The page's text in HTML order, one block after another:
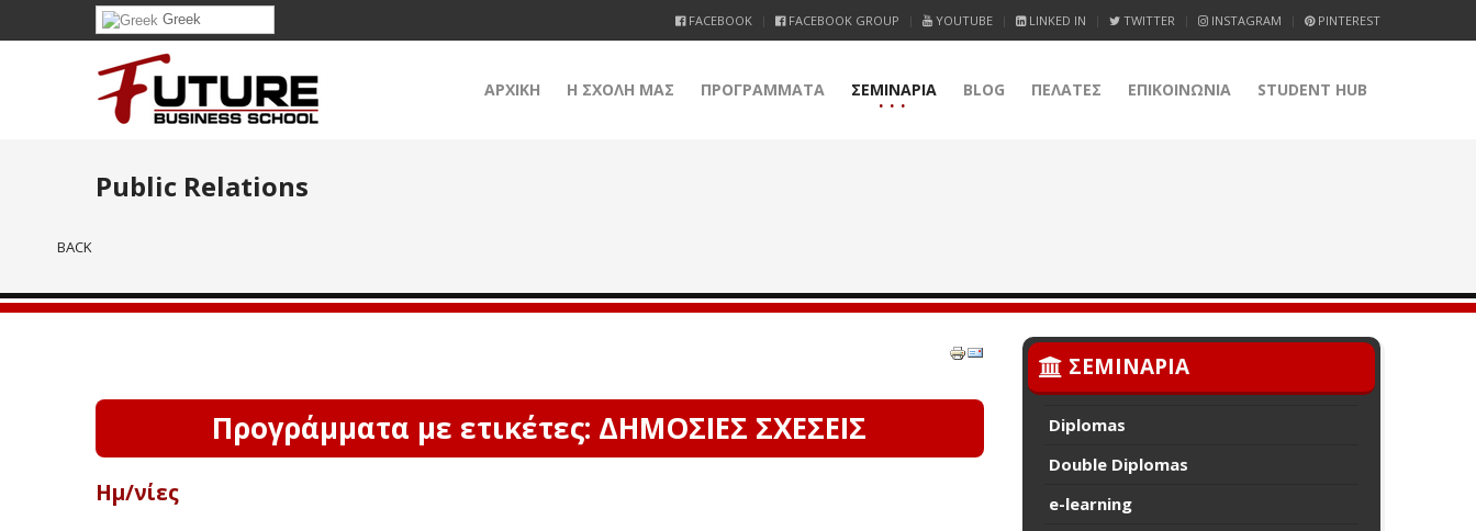
Greek FACEBOOK FACEBOOK GROUP YOUTUBE LINKED IN TWITTER INSTAGRAM PINTEREST
ΑΡΧΙΚΗ Η ΣΧΟΛΗ ΜΑΣ ΠΡΟΓΡΑΜΜΑΤΑ ΣΕΜΙΝΑΡΙΑ BLOG ΠΕΛΑΤΕΣ ΕΠΙΚΟΙΝΩΝΙΑ STUDENT HUB
Public Relations
BACK
Προγράμματα με ετικέτες: ΔΗΜΟΣΙΕΣ ΣΧΕΣΕΙΣ
Ημ/νίες
ΣΕΜΙΝΑΡΙΑ
Diplomas
Double Diplomas
e-learning